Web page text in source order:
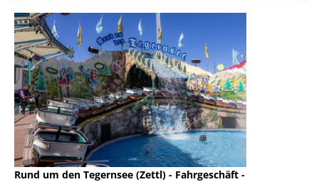
Rund um den Tegernsee (Zettl) - Fahrgeschäft -